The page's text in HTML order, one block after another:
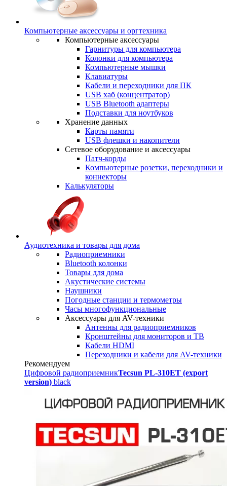
Компьютерные аксессуары и оргтехника
Компьютерные аксессуары
Гарнитуры для компьютера
Колонки для компьютера
Компьютерные мышки
Клавиатуры
Кабели и переходники для ПК
USB хаб (концентратор)
USB Bluetooth адаптеры
Подставки для ноутбуков
Хранение данных
Карты памяти
USB флешки и накопители
Сетевое оборудование и аксессуары
Патч-корды
Компьютерные розетки, переходники и
коннекторы
Калькуляторы
Аудиотехника и товары для дома
Радиоприемники
Bluetooth колонки
Товары для дома
Акустические системы
Наушники
Погодные станции и термометры
Часы многофункциональные
Аксессуары для AV-техники
Антенны для радиоприемников
Кронштейны для мониторов и ТВ
Кабели HDMI
Переходники и кабели для AV-техники
Рекомендуем
Цифровой радиоприемникTecsun PL-310ET (export
version) black